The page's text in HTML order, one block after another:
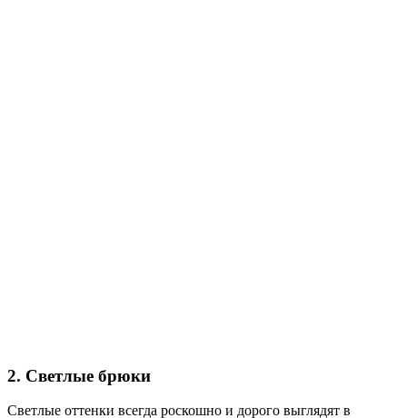
2. Светлые брюки
Светлые оттенки всегда роскошно и дорого выглядят в